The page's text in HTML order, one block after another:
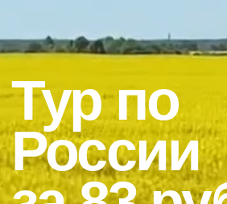
России
за 83 рубля
В гости к участникам
премии «Жить вместе»